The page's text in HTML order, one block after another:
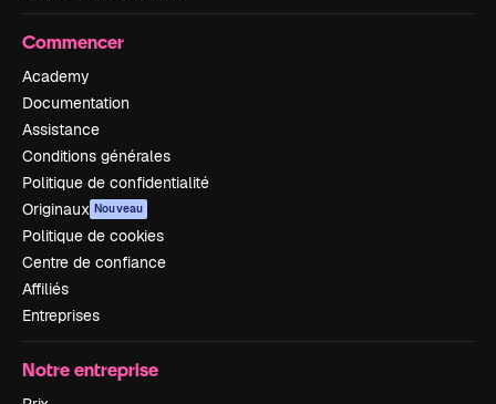
Commencer
Academy
Documentation
Assistance
Conditions générales
Politique de confidentialité
Originaux Nouveau
Politique de cookies
Centre de confiance
Affiliés
Entreprises
Notre entreprise